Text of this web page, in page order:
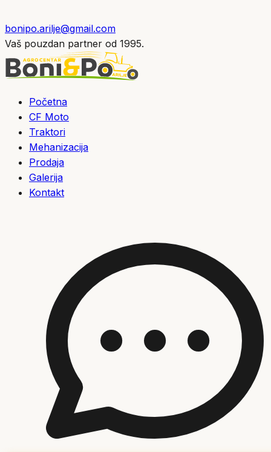
bonipo.arilje@gmail.com
Vaš pouzdan partner od 1995.
Početna
CF Moto
Traktori
Mehanizacija
Prodaja
Galerija
Kontakt